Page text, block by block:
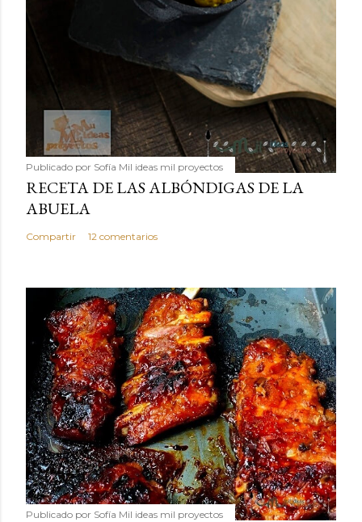
Publicado por Sofía Mil ideas mil proyectos
RECETA DE LAS ALBÓNDIGAS DE LA
ABUELA
Compartir 12 comentarios
Publicado por Sofía Mil ideas mil proyectos